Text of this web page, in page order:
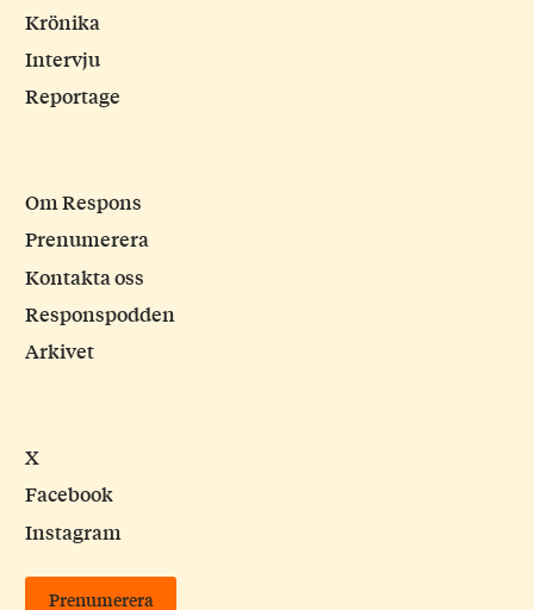
Krönika
Intervju
Reportage
Om Respons
Prenumerera
Kontakta oss
Responspodden
Arkivet
X
Facebook
Instagram
Prenumerera